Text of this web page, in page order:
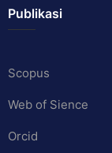
Publikasi
Scopus
Web of Sience
Orcid